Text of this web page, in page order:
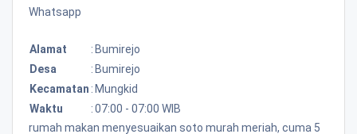
Whatsapp
Alamat : Bumirejo
Desa
: Bumirejo
Kecamatan : Mungkid
Waktu
:07:00 - 07:00 WIB
rumah makan menyesuaikan soto murah meriah, cuma 5